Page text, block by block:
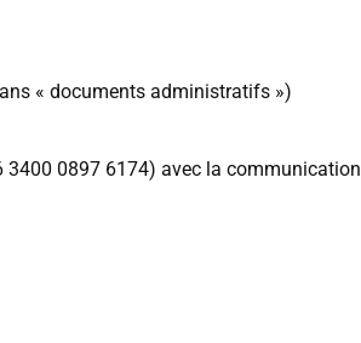
« documents administratifs »)
3400 0897 6174) avec la communication